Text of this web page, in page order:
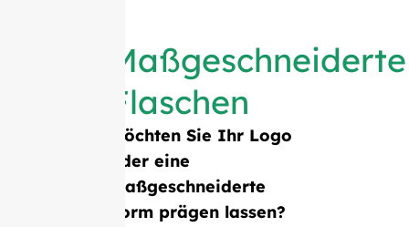
Maßgeschneiderte
Flaschen
Möchten Sie Ihr Logo
oder eine
maßgeschneiderte
Form prägen lassen?